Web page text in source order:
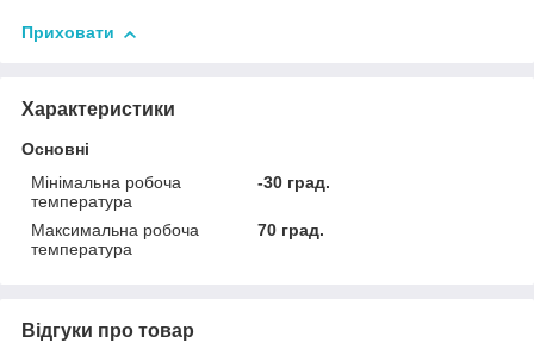
Приховати
Характеристики
Основні
Мінімальна робоча
температура
-30 град.
Максимальна робоча
температура
70 град.
Відгуки про товар